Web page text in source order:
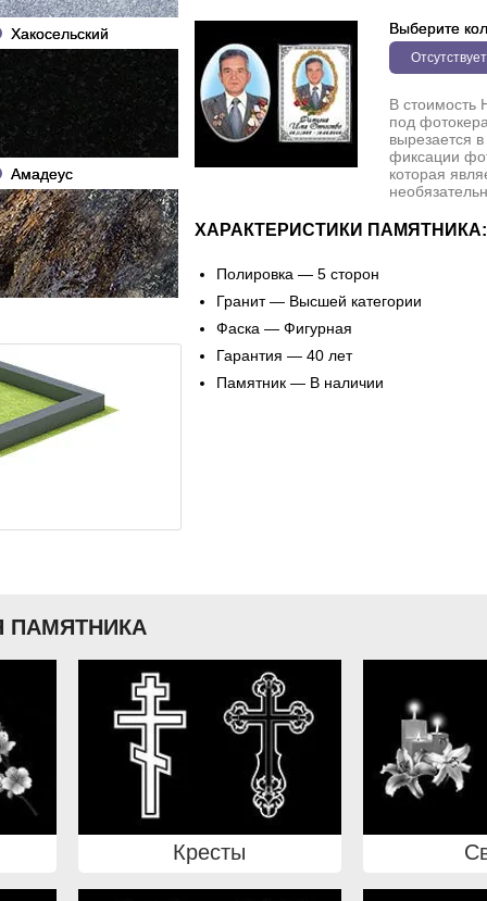
Хакосельский
Амадеус
Выберите
Отсутствует
В стоимость
под
вырезается
фиксации
которая
ХАРАКТЕРИСТИКИ ПАМЯТНИКА:
Полировка — 5 сторон
Гранит — Высшей категории
Фаска — Фигурная
Гарантия — 40 лет
Памятник — В наличии
ПАМЯТНИКА
Кресты